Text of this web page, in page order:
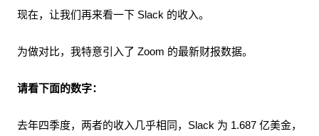
现在，让我们再来看一下 Slack 的收入。
为做对比，我特意引入了 Zoom 的最新财报数据。
请看下面的数字：
去年四季度，两者的收入几乎相同，Slack 为 1.687 亿美金，